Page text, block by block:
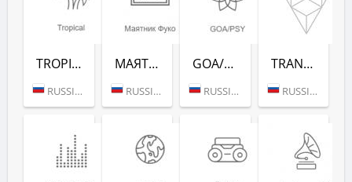
TROPICAL (РАДИО РЕКОРД)
RUSSIA (MOSCOW)
МАЯТНИК ФУКО (РАДИО РЕКОРД)
RUSSIA (MOSCOW)
GOA/PSY (РАДИО РЕКОРД)
RUSSIA (MOSCOW)
TRANCE CLASSICS (РАДИО РЕКОРД)
RUSSIA (MOSCOW)